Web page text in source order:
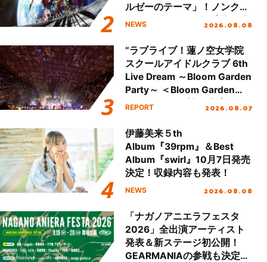
ルゼーのテーマ」！ノンクレ
ジットエンディング映像も公
NEWS 2026.08.08
“ラブライブ！蓮ノ空女学院
スクールアイドルクラブ 6th
Live Dream ～Bloom Garden
Party～ ＜Bloom Garden
Party Stage／埼玉公演＞”
REPORT 2026.08.07
伊藤美来５th
Album『39rpm』＆Best
Album『swirl』10月7日発売
決定！収録内容も発表！
NEWS 2026.08.08
「ナガノアニエラフェスタ
2026」全出演アーティスト
発表＆新ステージ初公開！
GEARMANIAの参戦も決定